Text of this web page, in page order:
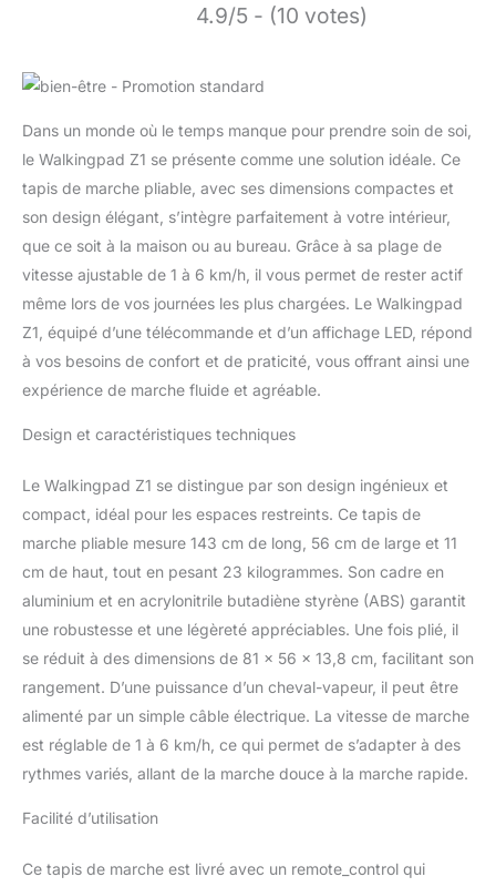
4.9/5 - (10 votes)
Dans un monde où le temps manque pour prendre soin de soi,
le Walkingpad Z1 se présente comme une solution idéale. Ce
tapis de marche pliable, avec ses dimensions compactes et
son design élégant, s’intègre parfaitement à votre intérieur,
que ce soit à la maison ou au bureau. Grâce à sa plage de
vitesse ajustable de 1 à 6 km/h, il vous permet de rester actif
même lors de vos journées les plus chargées. Le Walkingpad
Z1, équipé d’une télécommande et d’un affichage LED, répond
à vos besoins de confort et de praticité, vous offrant ainsi une
expérience de marche fluide et agréable.
Design et caractéristiques techniques
Le Walkingpad Z1 se distingue par son design ingénieux et
compact, idéal pour les espaces restreints. Ce tapis de
marche pliable mesure 143 cm de long, 56 cm de large et 11
cm de haut, tout en pesant 23 kilogrammes. Son cadre en
aluminium et en acrylonitrile butadiène styrène (ABS) garantit
une robustesse et une légèreté appréciables. Une fois plié, il
se réduit à des dimensions de 81 x 56 x 13,8 cm, facilitant son
rangement. D’une puissance d’un cheval-vapeur, il peut être
alimenté par un simple câble électrique. La vitesse de marche
est réglable de 1 à 6 km/h, ce qui permet de s’adapter à des
rythmes variés, allant de la marche douce à la marche rapide.
Facilité d’utilisation
Ce tapis de marche est livré avec un remote_control qui